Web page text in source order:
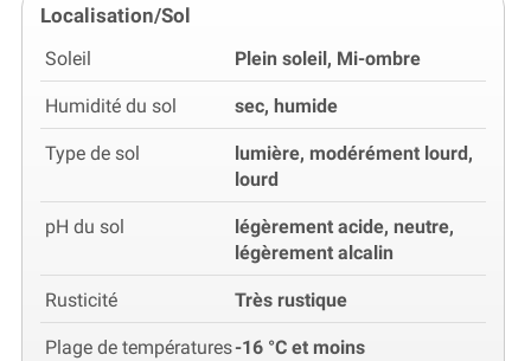
Localisation/Sol
Soleil Plein soleil, Mi-ombre
Humidité du sol sec, humide
Type de sol
lumière, modérément lourd,
lourd
pH du sol
légèrement acide, neutre,
légèrement alcalin
Rusticité Très rustique
Plage de températures-16 °C et moins